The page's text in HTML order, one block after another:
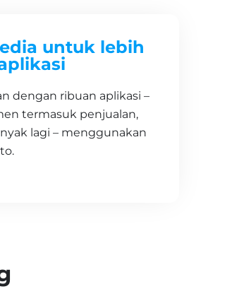
untuk lebih
dengan ribuan aplikasi –
termasuk penjualan,
lagi – menggunakan